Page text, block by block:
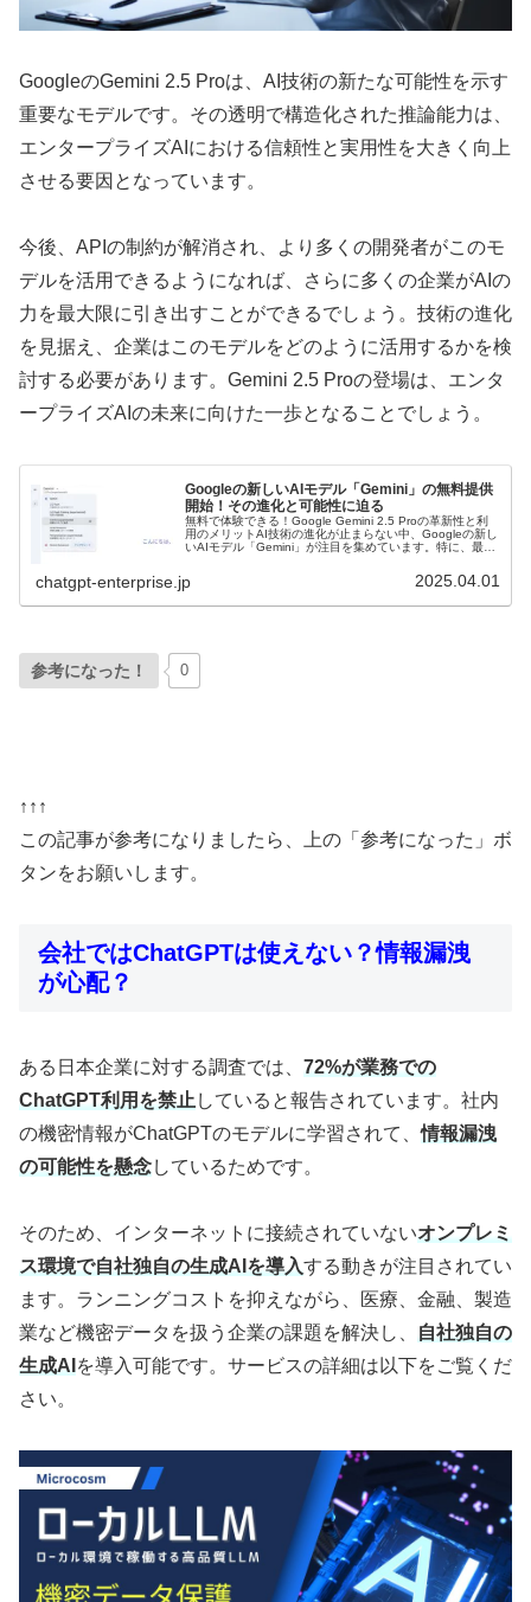
GoogleのGemini 2.5 Proは、AI技術の新たな可能性を示す
重要なモデルです。その透明で構造化された推論能力は、
エンタープライズAIにおける信頼性と実用性を大きく向上
させる要因となっています。
今後、APIの制約が解消され、より多くの開発者がこのモ
デルを活用できるようになれば、さらに多くの企業がAIの
力を最大限に引き出すことができるでしょう。技術の進化
を見据え、企業はこのモデルをどのように活用するかを検
討する必要があります。Gemini 2.5 Proの登場は、エンタ
ープライズAIの未来に向けた一歩となることでしょう。
Googleの新しいAIモデル「Gemini」の無料提供
開始！その進化と可能性に迫る
無料で体験できる！Google Gemini 2.5 Proの革新性と利
用のメリットAI技術の進化が止まらない中、Googleの新し
いAIモデル「Gemini」が注目を集めています。特に、最近
chatgpt-enterprise.jp 2025.04.01
参考になった！ 0
↑↑↑
この記事が参考になりましたら、上の「参考になった」ボ
タンをお願いします。
会社ではChatGPTは使えない？情報漏洩
が心配？
ある日本企業に対する調査では、 72%が業務での
ChatGPT利用を禁止 していると報告されています。社内
の機密情報がChatGPTのモデルに学習されて、情報漏洩
の可能性を懸念しているためです。
そのため、インターネットに接続されていないオンプレミ
ス環境で自社独自の生成AIを導入する動きが注目されてい
ます。ランニングコストを抑えながら、医療、金融、製造
業など機密データを扱う企業の課題を解決し、
自社独自の
生成AI を導入可能です。サービスの詳細は以下をご覧くだ
さい。